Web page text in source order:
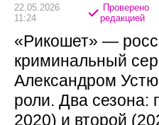
22.05.2026
11:24
Проверено
редакцией
«Рикошет» —
криминальный
Александром
роли. Два сезона:
2020) и второй